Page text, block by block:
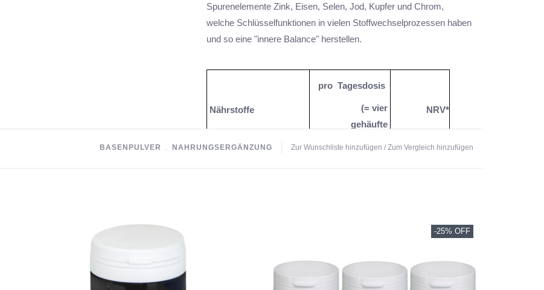
Spurenelemente Zink, Eisen, Selen, Jod, Kupfer und Chrom,
welche Schlüsselfunktionen in vielen Stoffwechselprozessen haben
und so eine "innere Balance" herstellen.
Nährstoffe
pro Tagesdosis
(= vier
gehäufte
NRV*
3,2 mg Eisen
22,9%
616 µg Kupfer
Zur Wunschliste hinzufügen / Zum Vergleich hinzufügen
BASENPULVER ﹒ NAHRUNGSERGÄNZUNG
-25% OFF